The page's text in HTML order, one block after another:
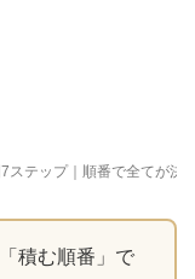
ステップ｜順番で全てが決
積む順番」で